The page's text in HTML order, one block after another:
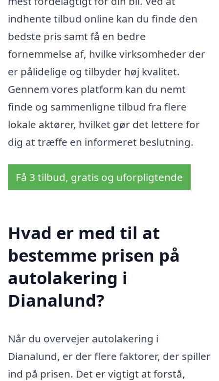
indhente tilbud online kan du finde den
bedste pris samt få en bedre
fornemmelse af, hvilke virksomheder der
er pålidelige og tilbyder høj kvalitet.
Gennem vores platform kan du nemt
finde og sammenligne tilbud fra flere
lokale aktører, hvilket gør det lettere for
dig at træffe en informeret beslutning.
Få 3 tilbud, gratis og uforpligtende
Hvad er med til at
bestemme prisen på
autolakering i
Dianalund?
Når du overvejer autolakering i
Dianalund, er der flere faktorer, der spiller
ind på prisen. Det er vigtigt at forstå,